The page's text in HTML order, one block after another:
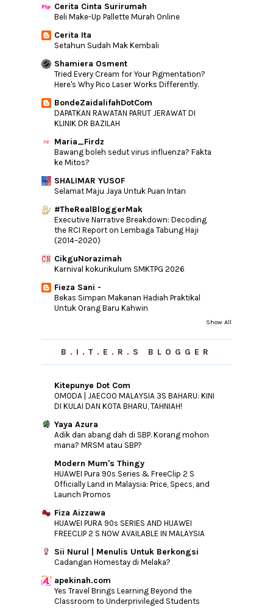
►February (19)
►January
►2014(46)
►2013(154)
► 2012(76)
►2011(10)
2010 (44)
Cerita Cinta Surirumah
Beli Make-Up Pallette Murah Online
Cerita Ita
Setahun Sudah Mak Kembali
Shamiera Osment
Tried Every Cream for Your Pigmentation?
Here's Why Pico Laser Works Differently.
BondeZaidalifahDotCom
DAPATKAN RAWATAN PARUT JERAWAT DI
KLINIK DR BAZILAH
Maria_Firdz
Bawang boleh sedut virus influenza? Fakta
ke Mitos?
SHALIMAR YUSOF
Selamat Maju Jaya Untuk Puan Intan
#TheRealBloggerMak
Executive Narrative Breakdown: Decoding
the RCI Report on Lembaga Tabung Haji
(2014–2020)
CikguNorazimah
Karnival kokurikulum SMKTPG 2026
Fieza Sani -
Bekas Simpan Makanan Hadiah Praktikal
Untuk Orang Baru Kahwin
Show All
B.I.T.E.R.S BLOGGER
Kitepunye Dot Com
OMODA | JAECOO MALAYSIA 3S BAHARU: KINI
DI KULAI DAN KOTA BHARU, TAHNIAH!
Yaya Azura
Adik dan abang dah di SBP. Korang mohon
mana? MRSM atau SBP?
Modern Mum's Thingy
HUAWEI Pura 90s Series & FreeClip 2 S
Officially Land in Malaysia: Price, Specs, and
Launch Promos
Fiza Aizzawa
HUAWEI PURA 90s SERIES AND HUAWEI
FREECLIP 2 S NOW AVAILABLE IN MALAYSIA
Sii Nurul | Menulis Untuk Berkongsi
Cadangan Homestay di Melaka?
apekinah.com
Yes Travel Brings Learning Beyond the
Classroom to Underprivileged Students